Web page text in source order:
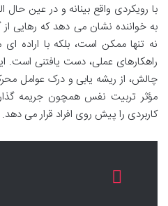
با رویکردی واقع بینانه و در عین
به خواننده نشان می دهد که رهایی
نه تنها ممکن است، بلکه با اراده
راهکارهای عملی، دست یافتنی است.
چالش، از ریشه یابی و درک عوامل
مؤثر تربیت نفس همچون جریمه
کاربردی را پیش روی افراد قرار می دهد.